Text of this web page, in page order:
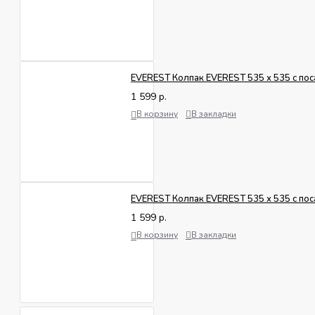
EVEREST Колпак EVEREST 535 х 535 с
1 599 р.
В корзину В закладки
EVEREST Колпак EVEREST 535 х 535 с
1 599 р.
В корзину В закладки